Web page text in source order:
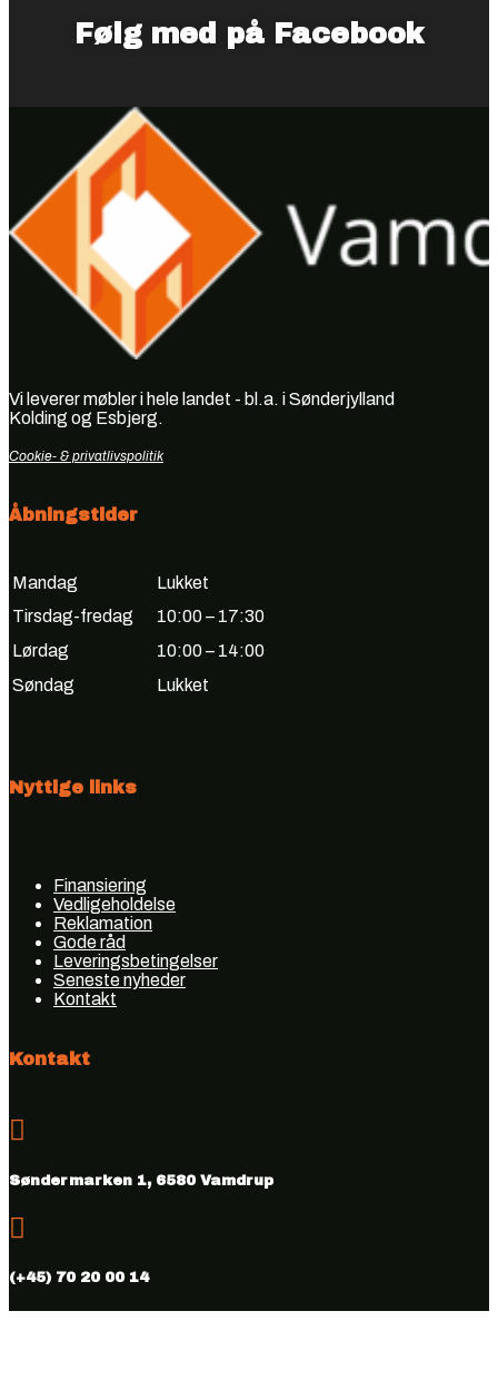
Følg med på Facebook
Vi leverer møbler i hele landet - bl.a. i Sønderjylland
Kolding og Esbjerg.
Cookie- & privatlivspolitik
Åbningstider
Mandag
Lukket
Tirsdag-fredag
10:00 – 17:30
Lørdag
10:00 – 14:00
Søndag
Lukket
Nyttige links
Finansiering
Vedligeholdelse
Reklamation
Gode råd
Leveringsbetingelser
Seneste nyheder
Kontakt
Kontakt

Søndermarken 1, 6580 Vamdrup

(+45) 70 20 00 14